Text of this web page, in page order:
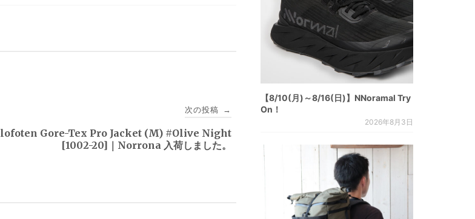
次の投稿 →
lofoten Gore-Tex Pro Jacket (M) #Olive Night
[1002-20]｜Norrona 入荷しました。
【8/10(月)～8/16(日)】NNoramal Try
On！
2026年8月3日